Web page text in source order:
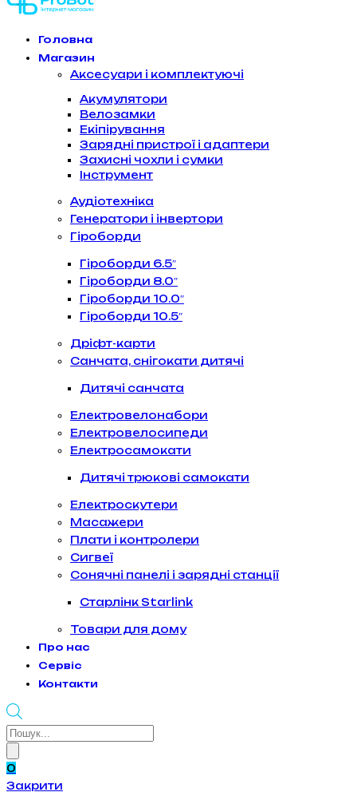
Головна
Магазин
Аксесуари і комплектуючі
Акумулятори
Велозамки
Екіпірування
Зарядні пристрої і адаптери
Захисні чохли і сумки
Інструмент
Аудіотехніка
Генератори і інвертори
Гіроборди
Гіроборди 6.5″
Гіроборди 8.0″
Гіроборди 10.0″
Гіроборди 10.5″
Дріфт-карти
Санчата, снігокати дитячі
Дитячі санчата
Електровелонабори
Електровелосипеди
Електросамокати
Дитячі трюкові самокати
Електроскутери
Масажери
Плати і контролери
Сигвеї
Сонячні панелі і зарядні станції
Старлінк Starlink
Товари для дому
Про нас
Сервіс
Контакти
Products
0
Закрити